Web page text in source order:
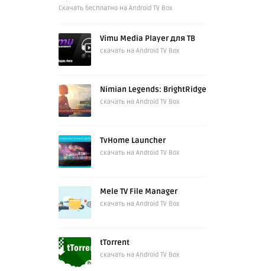
Cкачать бесплатно на Android TV Box
Vimu Media Player для ТВ
скачать на Android TV Box
Nimian Legends: BrightRidge
скачать на Android TV Box
TvHome Launcher
скачать на Android TV Box
Mele TV File Manager
скачать на Android TV Box
tTorrent
скачать на Android TV Box